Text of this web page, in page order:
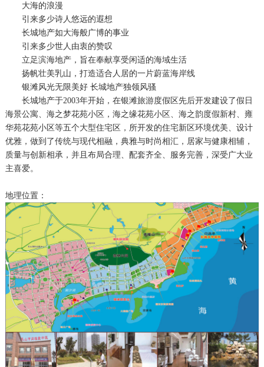
大海的浪漫
引来多少诗人悠远的遐想
长城地产如大海般广博的事业
引来多少世人由衷的赞叹
立足滨海地产，旨在奉献享受闲适的海域生活
扬帆壮美乳山，打造适合人居的一片蔚蓝海岸线
银滩风光无限美好 长城地产独领风骚
长城地产于2003年开始，在银滩旅游度假区先后开发建设了假日
海景公寓、海之梦花苑小区，海之缘花苑小区、海之韵度假新村、雍
华苑花苑小区等五个大型住宅区，所开发的住宅新区环境优美、设计
优雅，做到了传统与现代相融，典雅与时尚相汇，居家与健康相辅，
质量与创新相承，并且布局合理、配套齐全、服务完善，深受广大业
主喜爱。
地理位置：